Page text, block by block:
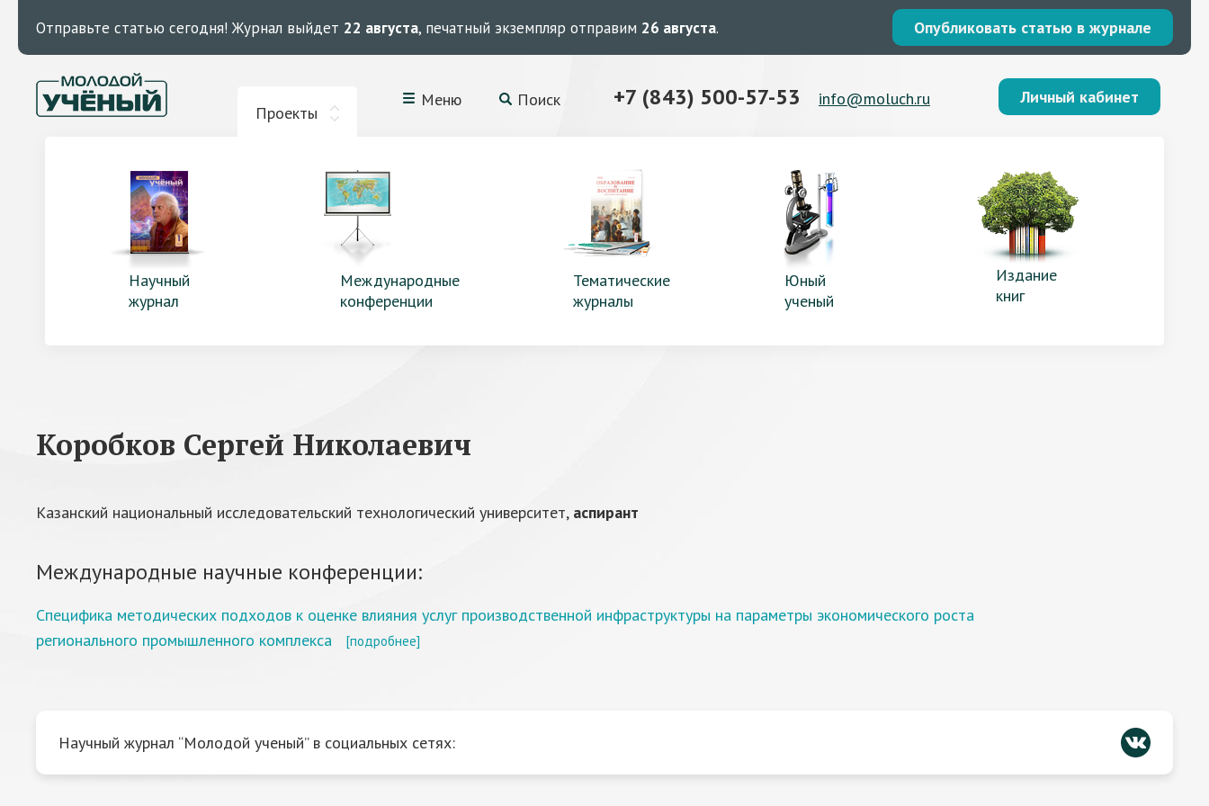
Отправьте статью сегодня! Журнал выйдет 22 августа, печатный экземпляр отправим 26 августа. Опубликовать статью в журнале
Проекты
Меню Поиск +7 (843) 500-57-53 info@moluch.ru Личный кабинет
Научный
журнал
Международные
конференции
Тематические
журналы
Юный
ученый
Издание
книг
Коробков Сергей Николаевич
Казанский национальный исследовательский технологический университет, аспирант
Международные научные конференции:
Специфика методических подходов к оценке влияния услуг производственной инфраструктуры на параметры экономического роста
регионального промышленного комплекса
[подробнее]
Научный журнал “Молодой ученый” в социальных сетях: